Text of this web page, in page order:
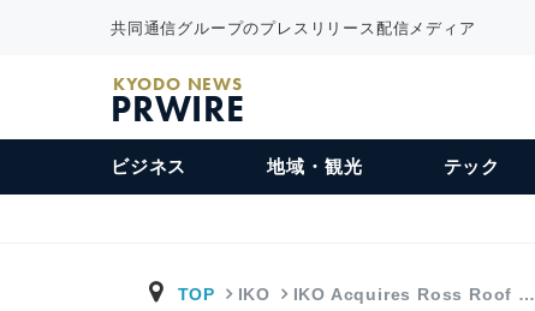
共同通信グループのプレスリリース配信メディア
KYODO NEWS
PRWIRE
ビジネス 地域・観光 テック
TOP IKO IKO Acquires Ross Roof …